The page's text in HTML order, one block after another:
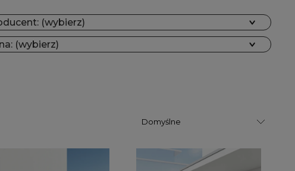
(wybierz)
(wybierz)